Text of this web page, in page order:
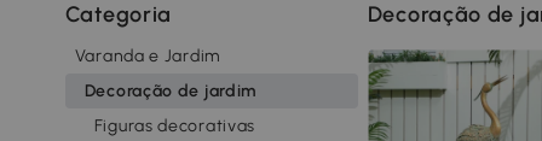
Categoria
Varanda e Jardim
Decoração de jardim
Figuras decorativas
Decoração de